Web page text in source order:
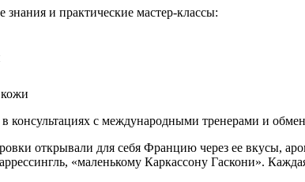
и практические мастер-классы:
кожи
консультациях с международными тренерами и
открывали для себя Францию через ее вкусы,
«маленькому Каркассону Гаскони».